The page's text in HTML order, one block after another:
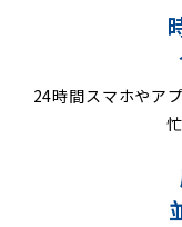
24時間スマホやア